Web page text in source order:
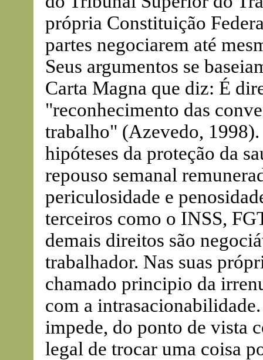
própria Constituição
partes negociarem até
Seus argumentos se
Carta Magna que diz: É
"reconhecimento das
trabalho" (Azevedo, 1998).
hipóteses da proteção da
repouso semanal
periculosidade e
terceiros como o INSS,
demais direitos são
trabalhador. Nas suas
chamado principio da
com a
impede, do ponto de vista
legal de trocar uma coisa